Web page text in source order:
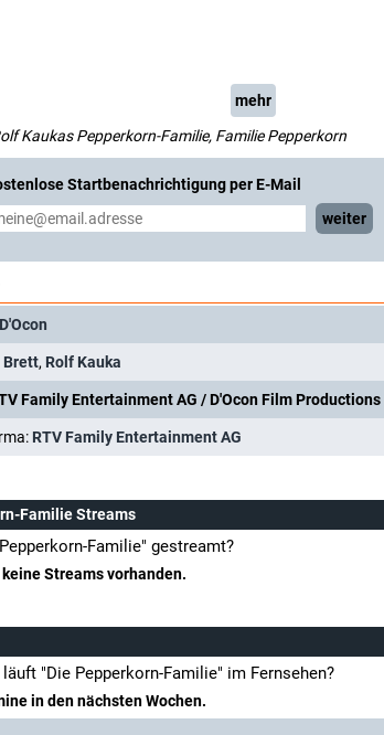
mehr
Kaukas Pepperkorn-Familie, Familie Pepperkorn
Startbenachrichtigung per E-Mail
weiter
, Rolf Kauka
Family Entertainment AG / D'Ocon Film Productions
RTV Family Entertainment AG
Familie Streams
Familie" gestreamt?
Streams vorhanden.
"Die Pepperkorn-Familie" im Fernsehen?
in den nächsten Wochen.